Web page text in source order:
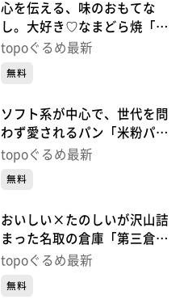
心を伝える、味のおもてな
し。大好き♡なまどら焼「榮
太楼 多賀城店」（多賀城市
topoぐるめ最新
無料
ソフト系が中心で、世代を問
わず愛されるパン「米粉パン
トゥット」（多賀城市留ケ
topoぐるめ最新
無料
おいしい×たのしいが沢山詰
まった名取の倉庫「第三倉庫
el camino」（名取市植松新
topoぐるめ最新
無料